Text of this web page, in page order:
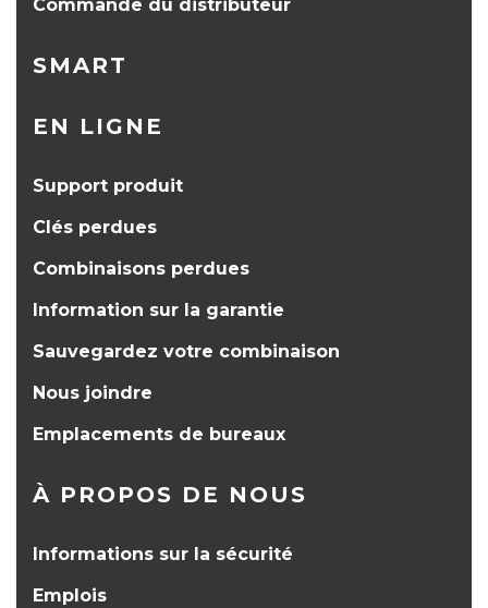
Commande du distributeur
SMART
EN LIGNE
Support produit
Clés perdues
Combinaisons perdues
Information sur la garantie
Sauvegardez votre combinaison
Nous joindre
Emplacements de bureaux
À PROPOS DE NOUS
Informations sur la sécurité
Emplois